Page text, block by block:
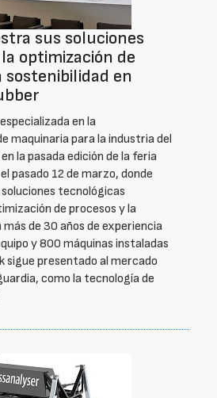
sus soluciones
optimización de
sostenibilidad en
en la
maquinaria para la industria del
la pasada edición de la feria
pasado 12 de marzo, donde
tecnológicas
de procesos y la
más de 30 años de experiencia
y 800 máquinas instaladas
sigue presentado al mercado
como la tecnología de